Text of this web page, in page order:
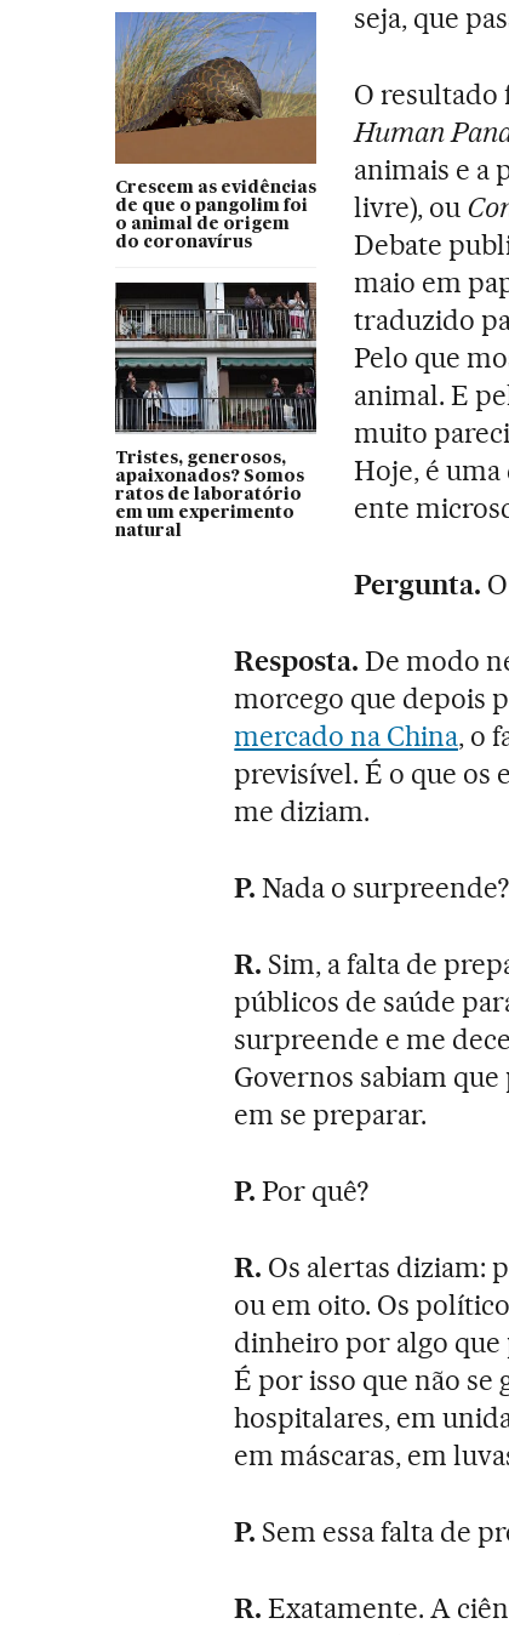
Crescem as evidências
de que o pangolim foi
o animal de origem
do coronavírus
Tristes, generosos,
apaixonados? Somos
ratos de laboratório
em um experimento
natural
seja, que
O resultado
Human
animais e a
livre), ou
Debate
maio em
traduzido
Pelo que
animal. E
muito
Hoje, é
ente
Pergunta.
Resposta. De modo
morcego que depois
mercado na China, o
previsível. É o que os
me diziam.
P. Nada o surpreende?
R. Sim, a falta de
públicos de saúde
surpreende e me
Governos sabiam
em se preparar.
P. Por quê?
R. Os alertas diziam:
ou em oito. Os
dinheiro por algo
É por isso que não
hospitalares, em
em máscaras, em
P. Sem essa falta de
R. Exatamente. A